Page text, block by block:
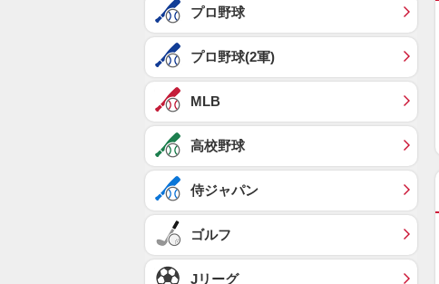
プロ野球
プロ野球(2軍)
MLB
高校野球
侍ジャパン
ゴルフ
Jリーグ